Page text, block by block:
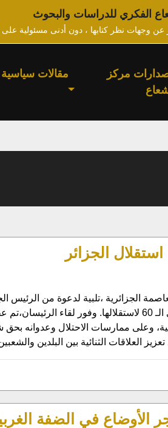
الفكري للدراسات والبحوث
عن وجهات نظر كتابها ، دون أدنى مسئولية على
مركز
مقالات سياسية
الجزائر
الجزائرية ،تلبية لدعوة من الرئيس
الاحتفالات الرسمية للجمهورية الجزائرية في الذكرى الـ 60
وعلى ممارسات الاحتلال وعدوانه
العلاقات الثنائية بين البلدين
الأوضاع في الضفة